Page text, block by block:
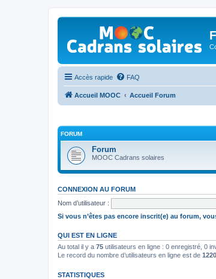
Accès rapide FAQ
Accueil MOOC Accueil Forum
FORUM
Forum
MOOC Cadrans solaires
CONNEXION AU FORUM
Nom d’utilisateur :
Si vous n’êtes pas encore inscrit(e) au forum,
QUI EST EN LIGNE
Au total il y a 75 utilisateurs en ligne : 0 enregistré, 0
Le record du nombre d’utilisateurs en ligne est de 1220
STATISTIQUES